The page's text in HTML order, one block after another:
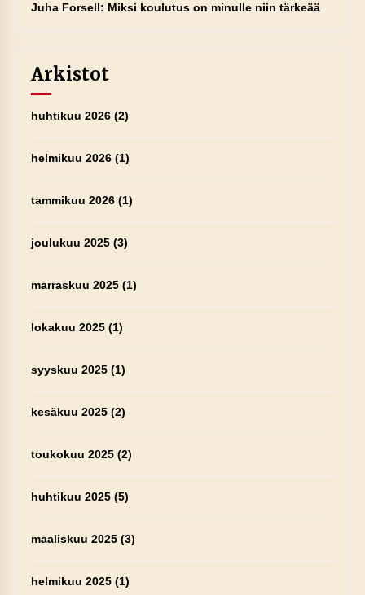
Juha Forsell: Miksi koulutus on minulle niin tärkeää
Arkistot
huhtikuu 2026(2)
helmikuu 2026(1)
tammikuu 2026(1)
joulukuu 2025(3)
marraskuu 2025(1)
lokakuu 2025(1)
syyskuu 2025(1)
kesäkuu 2025(2)
toukokuu 2025(2)
huhtikuu 2025(5)
maaliskuu 2025(3)
helmikuu 2025(1)